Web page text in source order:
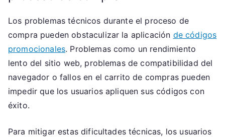
Los problemas técnicos durante el proceso de
compra pueden obstaculizar la aplicación de códigos
promocionales. Problemas como un rendimiento
lento del sitio web, problemas de compatibilidad del
navegador o fallos en el carrito de compras pueden
impedir que los usuarios apliquen sus códigos con
éxito.
Para mitigar estas dificultades técnicas, los usuarios